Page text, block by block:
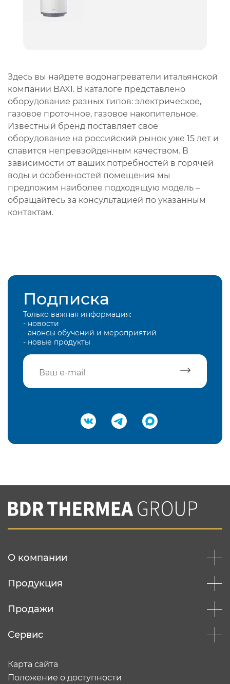
Здесь вы найдете водонагреватели итальянской
компании BAXI. В каталоге представлено
оборудование разных типов: электрическое,
газовое проточное, газовое накопительное.
Известный бренд поставляет свое
оборудование на российский рынок уже 15 лет и
славится непревзойденным качеством. В
зависимости от ваших потребностей в горячей
воды и особенностей помещения мы
предложим наиболее подходящую модель –
обращайтесь за консультацией по указанным
контактам.
Подписка
Только важная информация:
- новости
- анонсы обучений и мероприятий
- новые продукты
Подтвердить e-mail
Вы соглашаетесь с нашей политикой
конфеденциальности
О компании
Продукция
Продажи
Сервис
Карта сайта
Положение о доступности